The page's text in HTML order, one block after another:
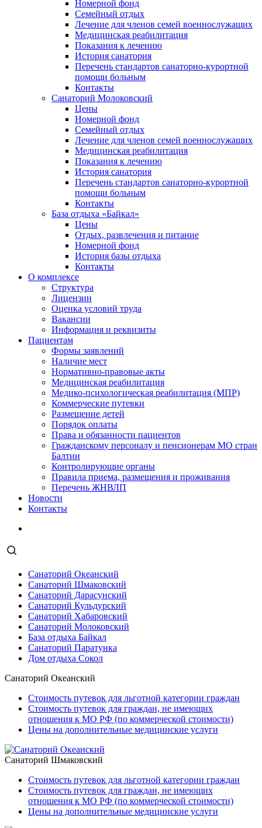
Номерной фонд
Семейный отдых
Лечение для членов семей военнослужащих
Медицинская реабилитация
Показания к лечению
История санатория
Перечень стандартов санаторно-курортной
помощи больным
Контакты
Санаторий Молоковский
Цены
Номерной фонд
Семейный отдых
Лечение для членов семей военнослужащих
Медицинская реабилитация
Показания к лечению
История санатория
Перечень стандартов санаторно-курортной
помощи больным
Контакты
База отдыха «Байкал»
Цены
Отдых, развлечения и питание
Номерной фонд
История базы отдыха
Контакты
О комплексе
Структура
Лицензии
Оценка условий труда
Вакансии
Информация и реквизиты
Пациентам
Формы заявлений
Наличие мест
Нормативно-правовые акты
Медицинская реабилитация
Медико-психологическая реабилитация (МПР)
Коммерческие путевки
Размещение детей
Порядок оплаты
Права и обязанности пациентов
Гражданскому персоналу и пенсионерам МО стран
Балтии
Контролирующие органы
Правила приема, размещения и проживания
Перечень ЖНВЛП
Новости
Контакты
Санаторий Океанский
Санаторий Шмаковский
Санаторий Дарасунский
Санаторий Кульдурский
Санаторий Хабаровский
Санаторий Молоковский
База отдыха Байкал
Санаторий Паратунка
Дом отдыха Сокол
Санаторий Океанский
Стоимость путевок для льготной категории граждан
Стоимость путевок для граждан, не имеющих
отношения к МО РФ (по коммерческой стоимости)
Цены на дополнительные медицинские услуги
Санаторий Шмаковский
Стоимость путевок для льготной категории граждан
Стоимость путевок для граждан, не имеющих
отношения к МО РФ (по коммерческой стоимости)
Цены на дополнительные медицинские услуги